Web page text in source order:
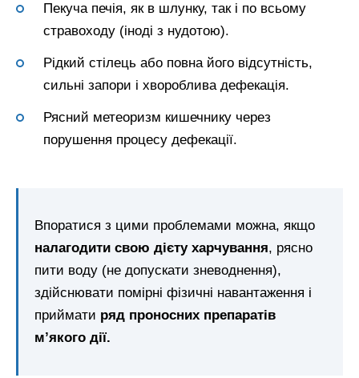
Пекуча печія, як в шлунку, так і по всьому
стравоходу (іноді з нудотою).
Рідкий стілець або повна його відсутність,
сильні запори і хвороблива дефекація.
Рясний метеоризм кишечнику через
порушення процесу дефекації.
Впоратися з цими проблемами можна, якщо
налагодити свою дієту харчування, рясно
пити воду (не допускати зневоднення),
здійснювати помірні фізичні навантаження і
приймати ряд проносних препаратів
м’якого дії.